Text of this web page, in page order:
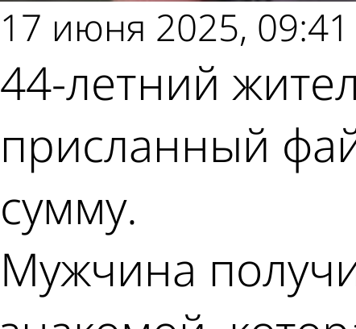
17 июня 2025, 09:41
44-летний
присланный
сумму.
Мужчина